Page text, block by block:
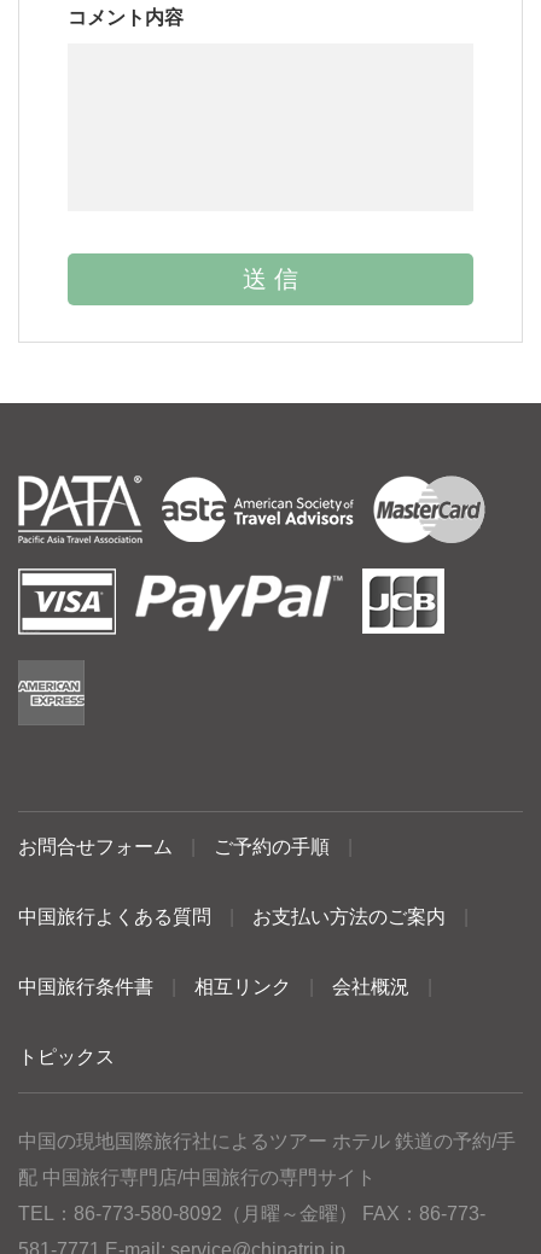
コメント内容
お問合せフォーム ご予約の手順
中国旅行よくある質問 お支払い方法のご案内
中国旅行条件書 相互リンク 会社概況
トピックス
中国の現地国際旅行社によるツアー ホテル 鉄道の予約/手
配 中国旅行専門店/中国旅行の専門サイト
TEL：86-773-580-8092（月曜～金曜） FAX：86-773-
581-7771 E-mail: service@chinatrip.jp